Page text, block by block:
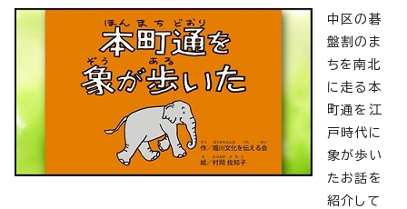
中区の碁
盤割のま
ちを南北
に走る本
町通を江
戸時代に
象が歩い
たお話を
紹介して